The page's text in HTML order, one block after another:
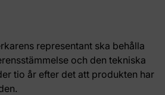
representant ska behålla
och den tekniska
tio år efter det att produkten har